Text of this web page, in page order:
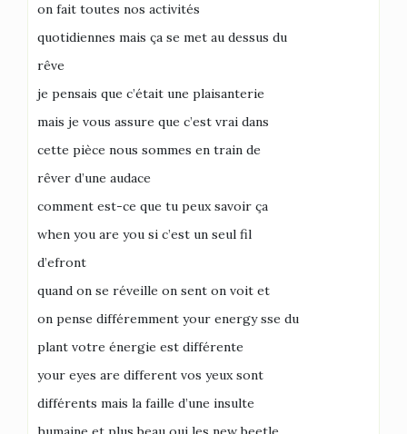
on fait toutes nos activités
quotidiennes mais ça se met au dessus du
rêve
je pensais que c’était une plaisanterie
mais je vous assure que c’est vrai dans
cette pièce nous sommes en train de
rêver d’une audace
comment est-ce que tu peux savoir ça
when you are you si c’est un seul fil
d’efront
quand on se réveille on sent on voit et
on pense différemment your energy sse du
plant votre énergie est différente
your eyes are different vos yeux sont
différents mais la faille d’une insulte